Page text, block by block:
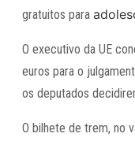
gratuitos para
O executivo da UE
euros para o
os deputados
O bilhete de trem, no